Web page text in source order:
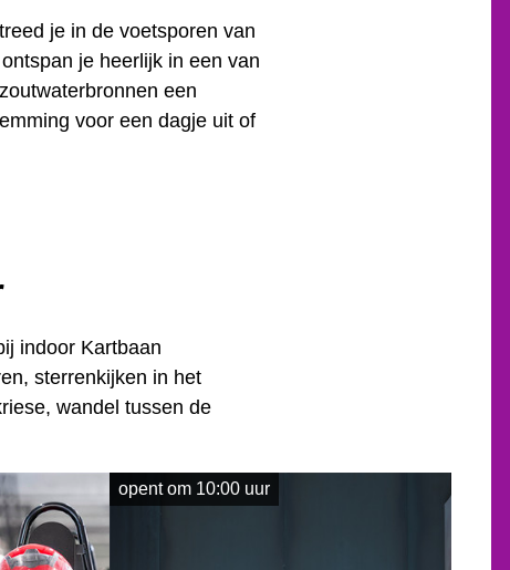
je in de voetsporen van
je heerlijk in een van
een
voor een dagje uit of
indoor Kartbaan
sterrenkijken in het
wandel tussen de
opent om 10:00 uur